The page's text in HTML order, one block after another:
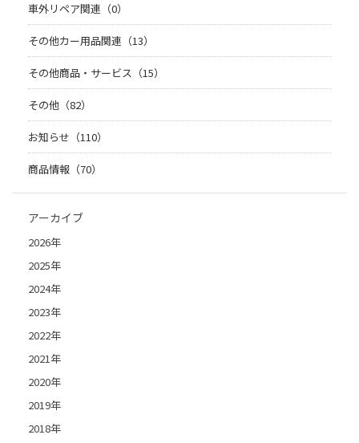
車外リペア関連（0）
その他カー用品関連（13）
その他商品・サービス（15）
その他（82）
お知らせ（110）
商品情報（70）
アーカイブ
2026年
2025年
2024年
2023年
2022年
2021年
2020年
2019年
2018年